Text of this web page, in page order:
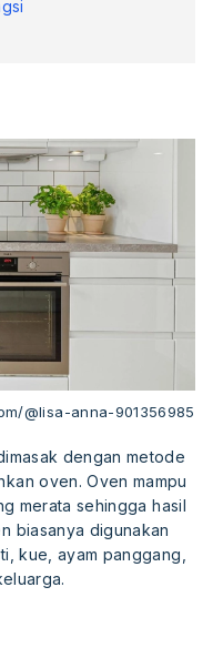
@lisa-anna-901356985
dengan metode
oven. Oven mampu
merata sehingga hasil
biasanya digunakan
kue, ayam panggang,